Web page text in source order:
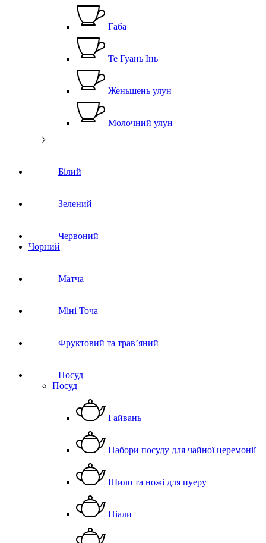
Габа
Те Гуань Інь
Женьшень улун
Молочний улун
Білий
Зелений
Червоний
Чорний
Матча
Міні Точа
Фруктовий та трав’яний
Посуд
Посуд
Гайвань
Набори посуду для чайної церемонії
Шило та ножі для пуеру
Піали